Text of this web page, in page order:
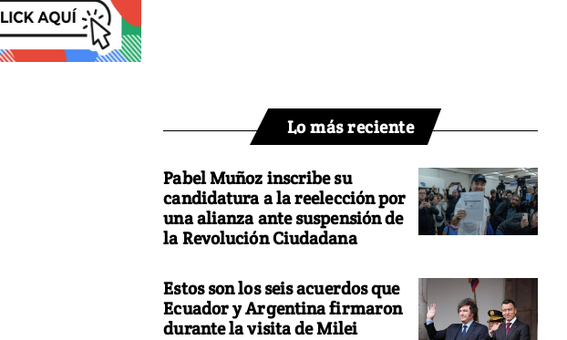
Lo más reciente
Pabel Muñoz inscribe su
candidatura a la reelección por
una alianza ante suspensión de
la Revolución Ciudadana
Estos son los seis acuerdos que
Ecuador y Argentina firmaron
durante la visita de Milei